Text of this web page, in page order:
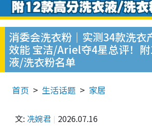
消委会洗衣粉｜实测34款洗衣
效能 宝洁/Ariel夺4星总评！
液/洗衣粉名单
首页 生活话题 家居
文: 冼婉君 2026.07.16